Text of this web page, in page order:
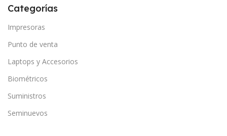
Categorías
Impresoras
Punto de venta
Laptops y Accesorios
Biométricos
Suministros
Seminuevos